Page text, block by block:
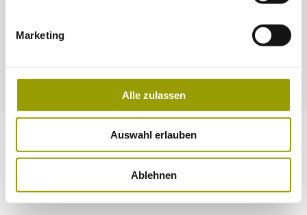
Marketing
Alle zulassen
Auswahl erlauben
Ablehnen